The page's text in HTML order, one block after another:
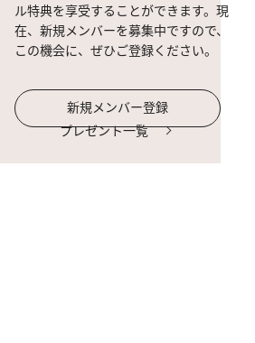
ル特典を享受することができます。現
在、新規メンバーを募集中ですので、
この機会に、ぜひご登録ください。
新規メンバー登録
プレゼント一覧